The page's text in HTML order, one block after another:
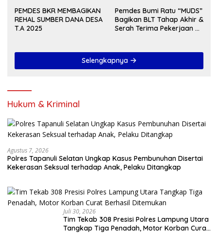
PEMDES BKR MEMBAGIKAN
REHAL SUMBER DANA DESA
T.A 2025
Pemdes Bumi Ratu “MUDS”
Bagikan BLT Tahap Akhir &
Serah Terima Pekerjaan Di
Selengkapnya
Hukum & Kriminal
Agustus 7, 2026
Polres Tapanuli Selatan Ungkap Kasus Pembunuhan Disertai
Kekerasan Seksual terhadap Anak, Pelaku Ditangkap
Juli 30, 2026
Tim Tekab 308 Presisi Polres Lampung Utara
Tangkap Tiga Penadah, Motor Korban Curat